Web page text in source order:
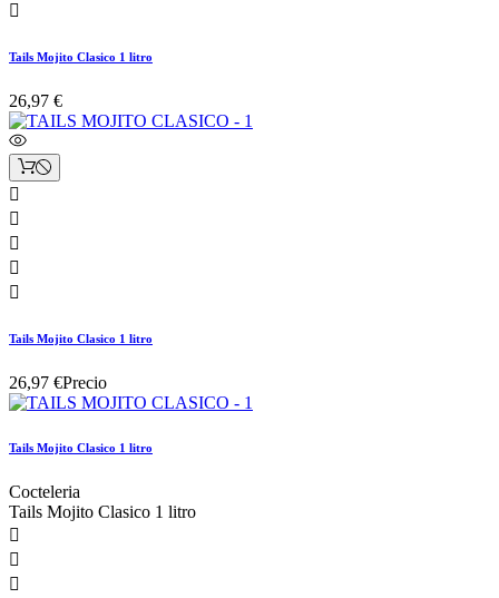

Tails Mojito Clasico 1 litro
26,97 €





Tails Mojito Clasico 1 litro
26,97 €Precio
Tails Mojito Clasico 1 litro
Cocteleria
Tails Mojito Clasico 1 litro


